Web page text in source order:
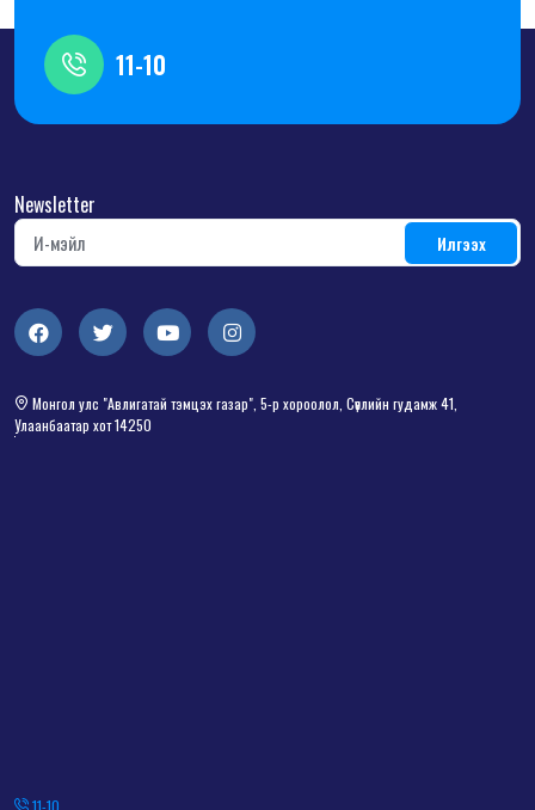
11-10
Newsletter
Монгол улс "Авлигатай тэмцэх газар", 5-р хороолол, Сөүлийн гудамж 41,
Улаанбаатар хот 14250
11-10